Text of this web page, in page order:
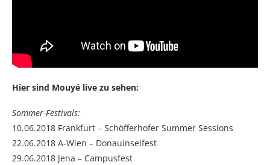
Hier sind Mouyé live zu sehen:
Sommer-Festivals:
10.06.2018 Frankfurt – Schöfferhofer Summer Sessions
22.06.2018 A-Wien – Donauinselfest
29.06.2018 Jena – Campusfest